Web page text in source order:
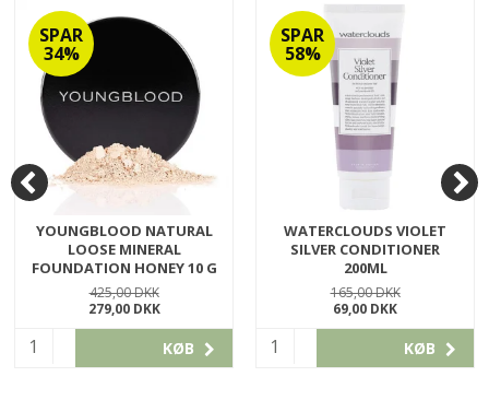
SPAR
34%
YOUNGBLOOD NATURAL
LOOSE MINERAL
FOUNDATION HONEY 10 G
YB0172
425,00 DKK
279,00 DKK
KØB
SPAR
58%
WATERCLOUDS VIOLET
SILVER CONDITIONER
200ML
WCSILCON200
165,00 DKK
69,00 DKK
KØB